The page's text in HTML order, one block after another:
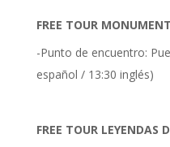
FREE TOUR
-Punto de encuentro:
español / 13:30 inglés)
FREE TOUR LEYENDAS